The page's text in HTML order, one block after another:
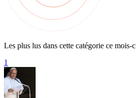
Les plus lus dans cette catégorie ce mois-
1